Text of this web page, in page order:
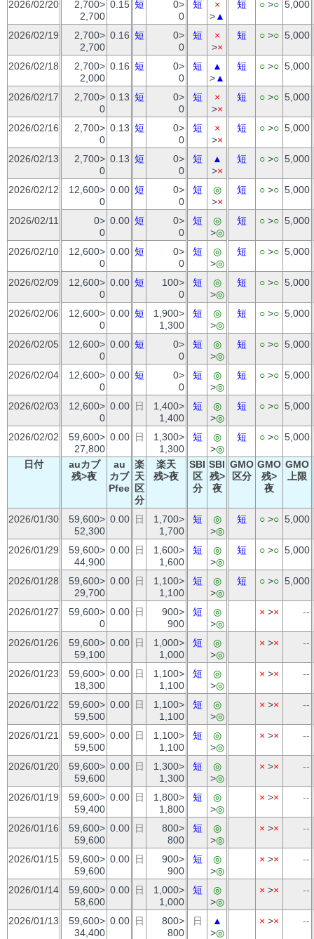
2026/02/20
2,700>
2,700
0.15 短
0>
0
短
×
>▲
短 ○ >○ 5,000
2026/02/19
2,700>
2,700
0.16 短
0>
0
短
×
>×
短 ○ >○ 5,000
2026/02/18
2,700>
2,000
0.16 短
0>
0
短
▲
>▲
短 ○ >○ 5,000
2026/02/17
2,700>
0
0.13 短
0>
0
短
×
>×
短 ○ >○ 5,000
2026/02/16
2,700>
0
0.13 短
0>
0
短
×
>×
短 ○ >○ 5,000
2026/02/13
2,700>
0
0.13 短
0>
0
短
▲
>×
短 ○ >○ 5,000
2026/02/12
12,600>
0
0.00 短
0>
0
短
◎
>×
短 ○ >○ 5,000
2026/02/11
0>
0
0.00 短
0>
0
短
◎
>◎
短 ○ >○ 5,000
2026/02/10
12,600>
0
0.00 短
0>
0
短
◎
>◎
短 ○ >○ 5,000
2026/02/09
12,600>
0
0.00 短
100>
0
短
◎
>◎
短 ○ >○ 5,000
2026/02/06
12,600>
0
0.00 短
1,900>
1,300
短
◎
>◎
短 ○ >○ 5,000
2026/02/05
12,600>
0
0.00 短
0>
0
短
◎
>◎
短 ○ >○ 5,000
2026/02/04
12,600>
0
0.00 短
0>
0
短
◎
>◎
短 ○ >○ 5,000
2026/02/03
12,600>
0
0.00 日
1,400>
1,400
短
◎
>◎
短 ○ >○ 5,000
2026/02/02
59,600>
27,800
0.00 日
1,300>
1,300
短
◎
>◎
短 ○ >○ 5,000
日付
auカブ
残>夜
au
カブ
Pfee
楽
天
区
分
楽天
残>夜
SBI
区
分
SBI
残>
夜
GMO
区分
GMO
残>
夜
GMO
上限
2026/01/30
59,600>
52,300
0.00 日
1,700>
1,700
短
◎
>◎
短 ○ >○ 5,000
2026/01/29
59,600>
44,900
0.00 日
1,600>
1,600
短
◎
>◎
短 ○ >○ 5,000
2026/01/28
59,600>
29,700
0.00 日
1,100>
1,100
短
◎
>◎
短 ○ >○ 5,000
2026/01/27
59,600>
0
0.00 日
900>
900
短
◎
>◎
× >× --
2026/01/26
59,600>
59,100
0.00 日
1,000>
1,000
短
◎
>◎
× >× --
2026/01/23
59,600>
18,300
0.00 日
1,100>
1,100
短
◎
>◎
× >× --
2026/01/22
59,600>
59,500
0.00 日
1,100>
1,100
短
◎
>◎
× >× --
2026/01/21
59,600>
59,500
0.00 日
1,100>
1,100
短
◎
>◎
× >× --
2026/01/20
59,600>
59,600
0.00 日
1,300>
1,300
短
◎
>◎
× >× --
2026/01/19
59,600>
59,400
0.00 日
1,800>
1,800
短
◎
>◎
× >× --
2026/01/16
59,600>
59,600
0.00 日
800>
800
短
◎
>◎
× >× --
2026/01/15
59,600>
59,600
0.00 日
900>
900
短
◎
>◎
× >× --
2026/01/14
59,600>
58,600
0.00 日
1,000>
1,000
短
◎
>◎
× >× --
2026/01/13
59,600>
34,400
0.00 日
800>
800
日
▲
>◎
× >× --